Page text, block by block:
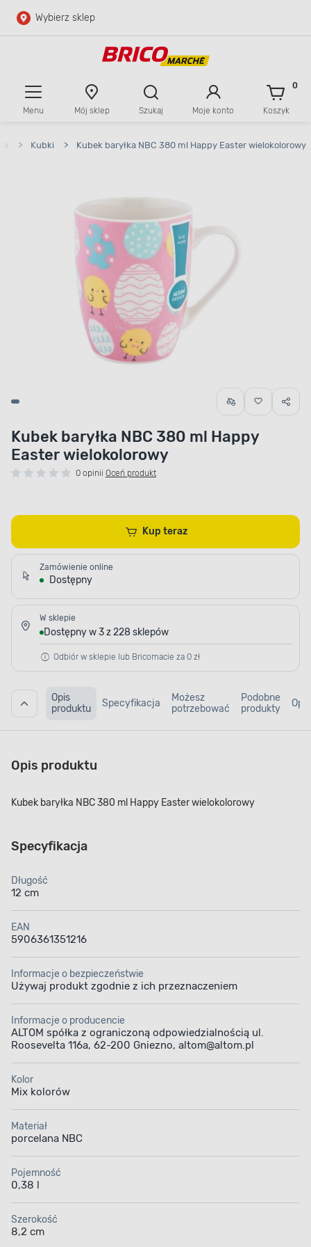
Przejdź do głównej zawartości
Wybierz sklep
Menu Mój sklep Szukaj Moje konto Koszyk
0
> Kubki > Kubek baryłka NBC 380 ml Happy Easter wielokolorowy
Kubek baryłka NBC 380 ml Happy
Easter wielokolorowy
0 opinii Oceń produkt
Kup teraz
Zamówienie online
Dostępny
W sklepie
Dostępny w 3 z 228 sklepów
Odbiór w sklepie lub Bricomacie za 0 zł
Opis
produktu
Specyfikacja
Możesz
potrzebować
Podobne
produkty
Opis produktu
Kubek baryłka NBC 380 ml Happy Easter wielokolorowy
Specyfikacja
Długość
12 cm
EAN
5906361351216
Informacje o bezpieczeństwie
Używaj produkt zgodnie z ich przeznaczeniem
Informacje o producencie
ALTOM spółka z ograniczoną odpowiedzialnością ul.
Roosevelta 116a, 62-200 Gniezno, altom@altom.pl
Kolor
Mix kolorów
Materiał
porcelana NBC
Pojemność
0,38 l
Szerokość
8,2 cm